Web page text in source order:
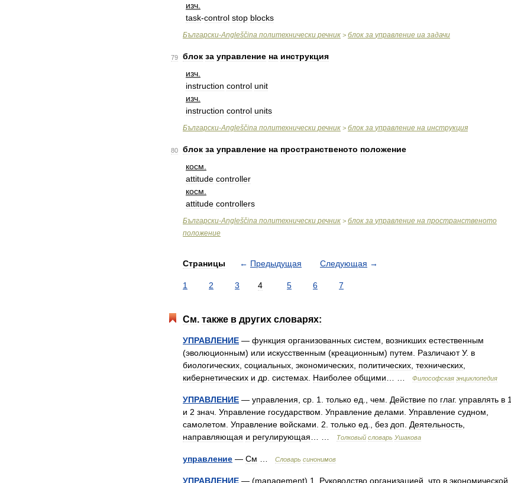
изч
task-control stop blocks
Български-Angleščina политехнически речник > блок за управление иа задачи
79 блок за управление на инструкция
изч
instruction control unit
изч
instruction control units
Български-Angleščina политехнически речник > блок за управление на инструкция
80 блок за управление на пространственото положение
косм
attitude controller
косм
attitude controllers
Български-Angleščina политехнически речник > блок за управление на пространственото
положение
Страницы ← Предыдущая Следующая →
1 2 3 4 5 6 7
См. также в других словарях:
УПРАВЛЕНИЕ — функция организованных систем возникших естественным
(эволюционным) или искусственным (креационным) путем Различают У. в
биологических социальных экономических политических технических
кибернетических и др системах Наиболее общими Философская энциклопедия
УПРАВЛЕНИЕ — управления ср 1 только ед чем Действие по глаг. управлять в 1
и 2 знач Управление государством Управление делами Управление судном
самолетом Управление войсками 2 только ед без доп Деятельность
направляющая и регулирующая Толковый словарь Ушакова
управление — См Словарь синонимов
УПРАВЛЕНИЕ — (management) 1 Руководство организацией что в экономической